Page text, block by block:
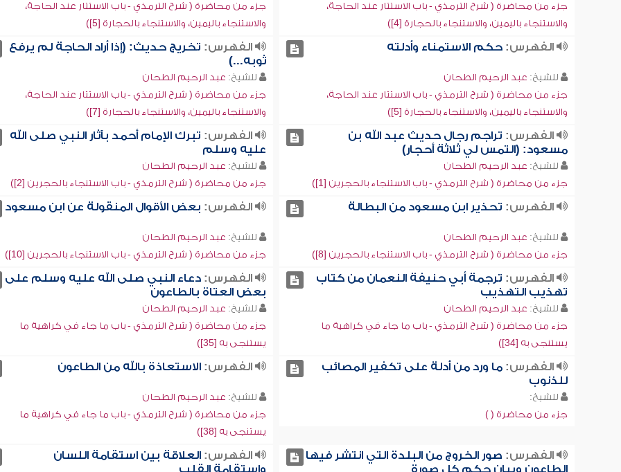
جزء من محاضرة ( شرح الترمذي - باب الاستتار عند الحاجة،
والاستنجاء باليمين، والاستنجاء بالحجارة [4])
جزء من محاضرة ( شرح الترمذي - باب الاستتار عند الحاجة،
والاستنجاء باليمين، والاستنجاء بالحجارة [5])
الفهرس:حكم الاستمناء وأدلته
للشيخ: عبد الرحيم الطحان
جزء من محاضرة ( شرح الترمذي - باب الاستتار عند الحاجة،
والاستنجاء باليمين، والاستنجاء بالحجارة [5])
الفهرس: تخريج حديث: (إذا أراد الحاجة لم يرفع
ثوبه...)
للشيخ: عبد الرحيم الطحان
جزء من محاضرة ( شرح الترمذي - باب الاستتار عند الحاجة،
والاستنجاء باليمين، والاستنجاء بالحجارة [7])
الفهرس: تراجم رجال حديث عبد الله بن
مسعود: (التمس لي ثلاثة أحجار)
للشيخ: عبد الرحيم الطحان
جزء من محاضرة ( شرح الترمذي - باب الاستنجاء بالحجرين [1])
الفهرس: تبرك الإمام أحمد بآثار النبي صلى الله
عليه وسلم
للشيخ: عبد الرحيم الطحان
جزء من محاضرة ( شرح الترمذي - باب الاستنجاء بالحجرين [2])
الفهرس: تحذير ابن مسعود من البطالة
للشيخ: عبد الرحيم الطحان
جزء من محاضرة ( شرح الترمذي - باب الاستنجاء بالحجرين [8])
الفهرس: بعض الأقوال المنقولة عن ابن مسعود
للشيخ: عبد الرحيم الطحان
جزء من محاضرة ( شرح الترمذي - باب الاستنجاء بالحجرين [10])
الفهرس: ترجمة أبي حنيفة النعمان من كتاب
تهذيب التهذيب
للشيخ: عبد الرحيم الطحان
جزء من محاضرة ( شرح الترمذي - باب ما جاء في كراهية ما
يستنجى به [34])
الفهرس: دعاء النبي صلى الله عليه وسلم على
بعض العتاة بالطاعون
للشيخ: عبد الرحيم الطحان
جزء من محاضرة ( شرح الترمذي - باب ما جاء في كراهية ما
يستنجى به [35])
الفهرس:ما ورد من أدلة على تكفير المصائب
للذنوب
للشيخ:
جزء من محاضرة ( )
الفهرس: الاستعاذة بالله من الطاعون
للشيخ: عبد الرحيم الطحان
جزء من محاضرة ( شرح الترمذي - باب ما جاء في كراهية ما
يستنجى به [38])
الفهرس: صور الخروج من البلدة التي انتشر فيها
الطاعون وبيان حكم كل صورة
الفهرس: العلاقة بين استقامة اللسان
واستقامة القلب